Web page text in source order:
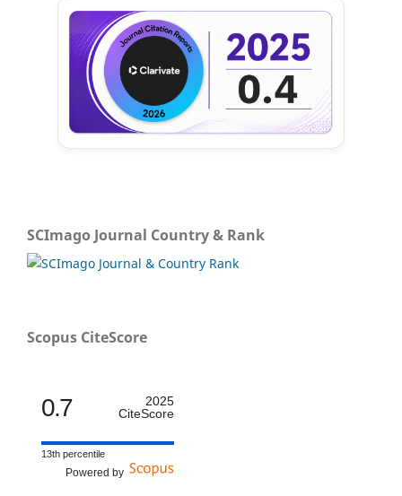
SCImago Journal Country & Rank
Scopus CiteScore
0.7
2025
CiteScore
13th percentile
Powered by